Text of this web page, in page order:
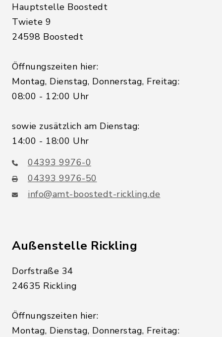
Hauptstelle Boostedt
Twiete 9
24598 Boostedt
Öffnungszeiten hier:
Montag, Dienstag, Donnerstag, Freitag:
08:00 - 12:00 Uhr
sowie zusätzlich am Dienstag:
14:00 - 18:00 Uhr
04393 9976-0
04393 9976-50
info@amt-boostedt-rickling.de
Außenstelle Rickling
Dorfstraße 34
24635 Rickling
Öffnungszeiten hier:
Montag, Dienstag, Donnerstag, Freitag: